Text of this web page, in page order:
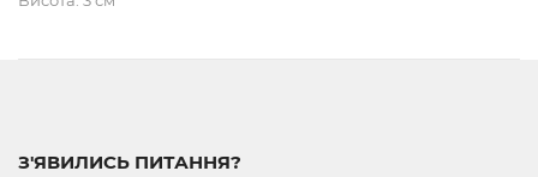
З'ЯВИЛИСЬ ПИТАННЯ?